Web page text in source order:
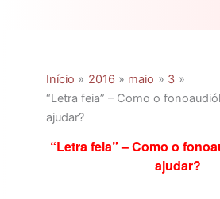
Início 2016 maio
3
“Letra feia” – Como o
ajudar?
“Letra feia” – Como o
ajudar?